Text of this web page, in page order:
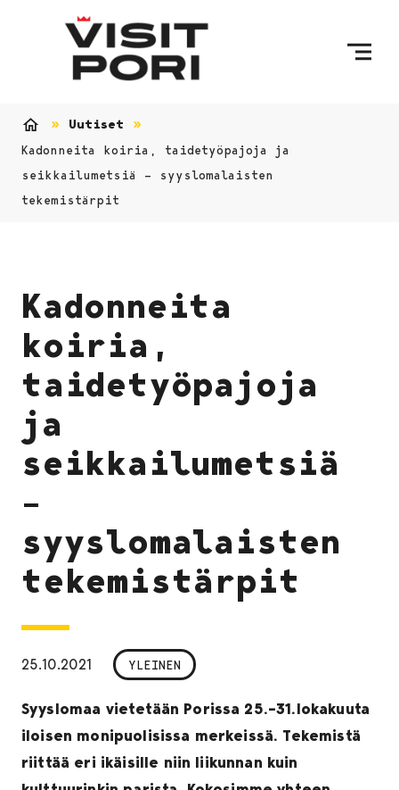
Uutiset
Kadonneita koiria, taidetyöpajoja ja
seikkailumetsiä – syyslomalaisten
tekemistärpit
Kadonneita
koiria,
taidetyöpajoja
ja
seikkailumetsiä
–
syyslomalaisten
tekemistärpit
25.10.2021 YLEINEN
Syyslomaa vietetään Porissa 25.–31.lokakuuta
iloisen monipuolisissa merkeissä. Tekemistä
riittää eri ikäisille niin liikunnan kuin